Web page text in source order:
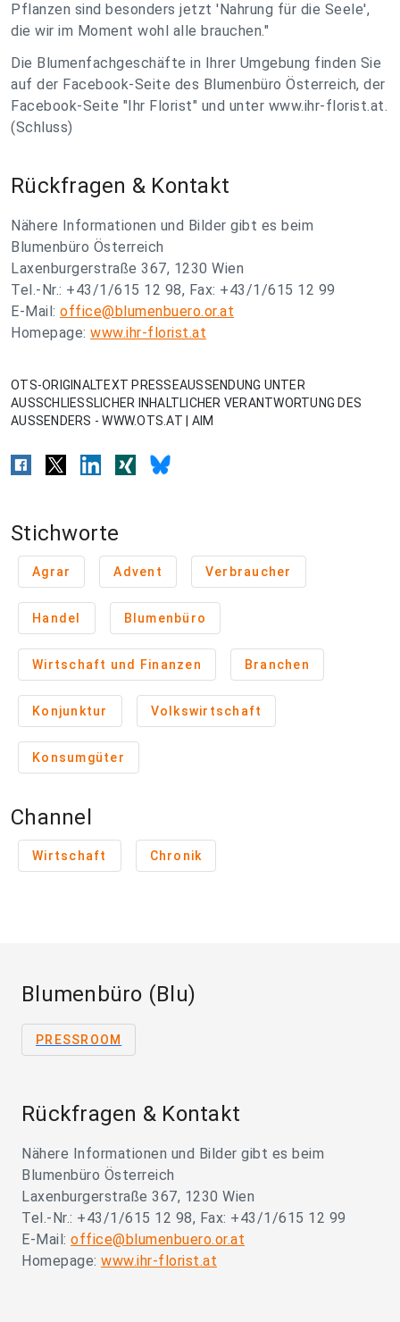
Pflanzen sind besonders jetzt 'Nahrung für die Seele',
die wir im Moment wohl alle brauchen."
Die Blumenfachgeschäfte in Ihrer Umgebung finden Sie
auf der Facebook-Seite des Blumenbüro Österreich, der
Facebook-Seite "Ihr Florist" und unter www.ihr-florist.at.
(Schluss)
Rückfragen & Kontakt
Nähere Informationen und Bilder gibt es beim
Blumenbüro Österreich
Laxenburgerstraße 367, 1230 Wien
Tel.-Nr.: +43/1/615 12 98, Fax: +43/1/615 12 99
E-Mail: office@blumenbuero.or.at
Homepage: www.ihr-florist.at
OTS-ORIGINALTEXT PRESSEAUSSENDUNG UNTER
AUSSCHLIESSLICHER INHALTLICHER VERANTWORTUNG DES
AUSSENDERS - WWW.OTS.AT | AIM
Stichworte
Agrar Advent Verbraucher
Handel Blumenbüro
Wirtschaft und Finanzen Branchen
Konjunktur Volkswirtschaft
Konsumgüter
Channel
Wirtschaft Chronik
Blumenbüro (Blu)
PRESSROOM
Rückfragen & Kontakt
Nähere Informationen und Bilder gibt es beim
Blumenbüro Österreich
Laxenburgerstraße 367, 1230 Wien
Tel.-Nr.: +43/1/615 12 98, Fax: +43/1/615 12 99
E-Mail: office@blumenbuero.or.at
Homepage: www.ihr-florist.at